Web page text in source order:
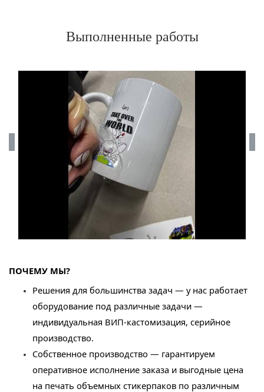
Выполненные работы
ПОЧЕМУ МЫ?
Решения для большинства задач — у нас работает
оборудование под различные задачи —
индивидуальная ВИП-кастомизация, серийное
производство.
Собственное производство — гарантируем
оперативное исполнение заказа и выгодные цена
на печать объемных стикерпаков по различным